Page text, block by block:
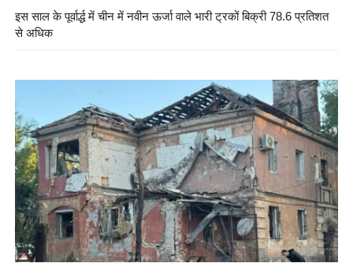
इस साल के पूर्वार्द्ध में चीन में नवीन ऊर्जा वाले भारी ट्रकों बिक्री 78.6 प्रतिशत
से अधिक